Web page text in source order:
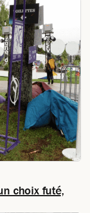
choix futé,